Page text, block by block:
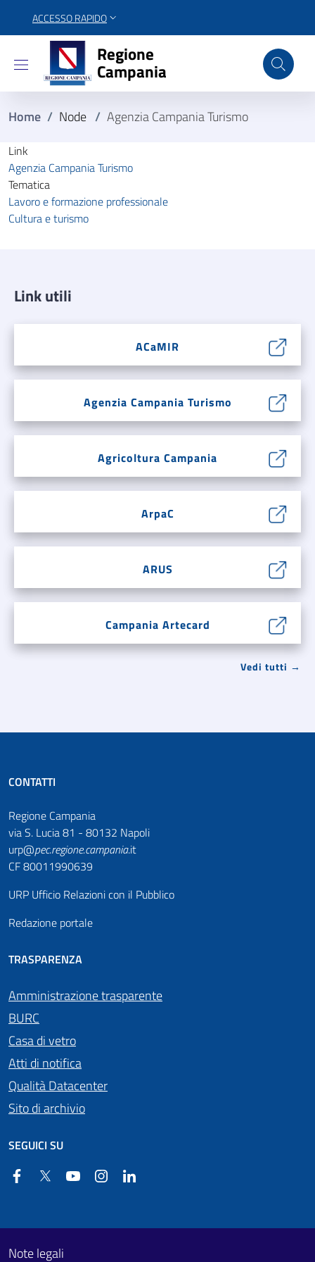
ACCESSO RAPIDO
Regione Campania
Regione
Campania
Home / Node / Agenzia Campania Turismo
Link
Agenzia Campania Turismo
Tematica
Lavoro e formazione professionale
Cultura e turismo
Link utili
ACaMIR
Agenzia Campania Turismo
Agricoltura Campania
ArpaC
ARUS
Campania Artecard
Vedi tutti →
CONTATTI
Regione Campania
via S. Lucia 81 - 80132 Napoli
urp@pec.regione.campania.it
CF 80011990639
URP Ufficio Relazioni con il Pubblico
Redazione portale
TRASPARENZA
Amministrazione trasparente
BURC
Casa di vetro
Atti di notifica
Qualità Datacenter
Sito di archivio
SEGUICI SU
FacebookTwitter YouTube Instagram
Footer First
Useful links section
Note legali